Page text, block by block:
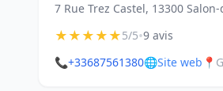
7 Rue Trez Castel, 13300
★★★★★5/5•9 avis
📞+33687561380🌐Site web 📍